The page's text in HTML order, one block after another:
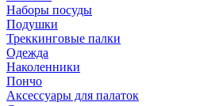
Наборы посуды
Подушки
Треккинговые палки
Одежда
Наколенники
Пончо
Аксессуары для палаток